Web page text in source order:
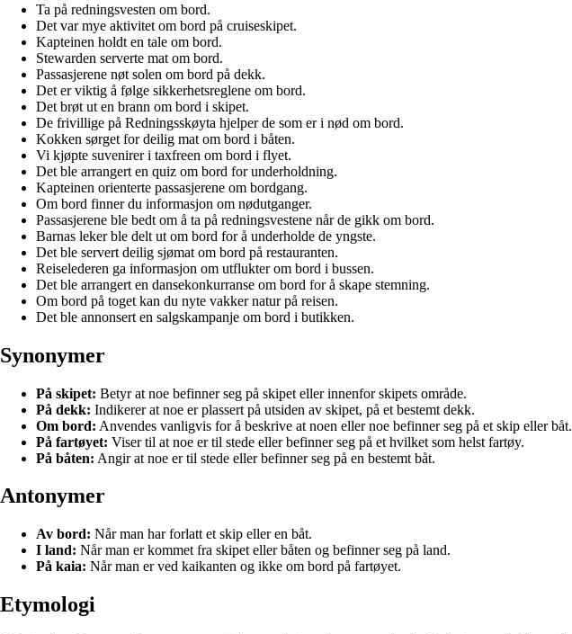
Ta på redningsvesten om bord.
Det var mye aktivitet om bord på cruiseskipet.
Kapteinen holdt en tale om bord.
Stewarden serverte mat om bord.
Passasjerene nøt solen om bord på dekk.
Det er viktig å følge sikkerhetsreglene om bord.
Det brøt ut en brann om bord i skipet.
De frivillige på Redningsskøyta hjelper de som er i nød om bord.
Kokken sørget for deilig mat om bord i båten.
Vi kjøpte suvenirer i taxfreen om bord i flyet.
Det ble arrangert en quiz om bord for underholdning.
Kapteinen orienterte passasjerene om bordgang.
Om bord finner du informasjon om nødutganger.
Passasjerene ble bedt om å ta på redningsvestene når de gikk om bord.
Barnas leker ble delt ut om bord for å underholde de yngste.
Det ble servert deilig sjømat om bord på restauranten.
Reiselederen ga informasjon om utflukter om bord i bussen.
Det ble arrangert en dansekonkurranse om bord for å skape stemning.
Om bord på toget kan du nyte vakker natur på reisen.
Det ble annonsert en salgskampanje om bord i butikken.
Synonymer
På skipet: Betyr at noe befinner seg på skipet eller innenfor skipets område.
På dekk: Indikerer at noe er plassert på utsiden av skipet, på et bestemt dekk.
Om bord: Anvendes vanligvis for å beskrive at noen eller noe befinner seg på et skip eller båt.
På fartøyet: Viser til at noe er til stede eller befinner seg på et hvilket som helst fartøy.
På båten: Angir at noe er til stede eller befinner seg på en bestemt båt.
Antonymer
Av bord: Når man har forlatt et skip eller en båt.
I land: Når man er kommet fra skipet eller båten og befinner seg på land.
På kaia: Når man er ved kaikanten og ikke om bord på fartøyet.
Etymologi